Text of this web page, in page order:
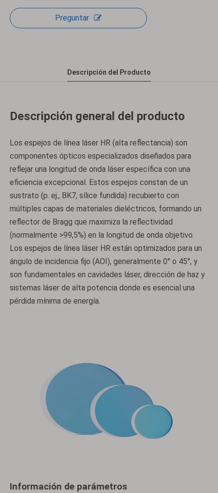
Preguntar
Descripción del Producto
Descripción general del producto
Los espejos de línea láser HR (alta reflectancia) son
componentes ópticos especializados diseñados para
reflejar una longitud de onda láser específica con una
eficiencia excepcional. Estos espejos constan de un
sustrato (p. ej., BK7, sílice fundida) recubierto con
múltiples capas de materiales dieléctricos, formando un
reflector de Bragg que maximiza la reflectividad
(normalmente >99,5%) en la longitud de onda objetivo.
Los espejos de línea láser HR están optimizados para un
ángulo de incidencia fijo (AOI), generalmente 0° o 45°, y
son fundamentales en cavidades láser, dirección de haz y
sistemas láser de alta potencia donde es esencial una
pérdida mínima de energía.
Información de parámetros